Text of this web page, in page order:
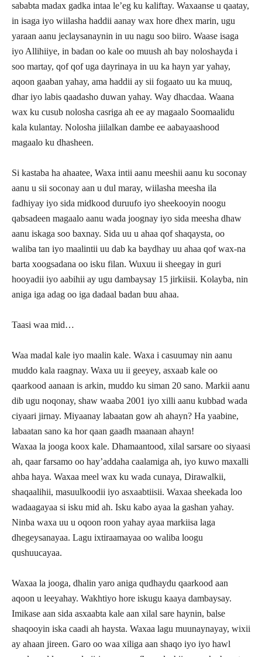
sababta madax gadka intaa le’eg ku kaliftay. Waxaanse u qaatay,
in isaga iyo wiilasha haddii aanay wax hore dhex marin, ugu
yaraan aanu jeclaysanaynin in uu nagu soo biiro. Waase isaga
iyo Allihiiye, in badan oo kale oo muush ah bay noloshayda i
soo martay, qof qof uga dayrinaya in uu ka hayn yar yahay,
aqoon gaaban yahay, ama haddii ay sii fogaato uu ka muuq,
dhar iyo labis qaadasho duwan yahay. Way dhacdaa. Waana
wax ku cusub nolosha casriga ah ee ay magaalo Soomaalidu
kala kulantay. Nolosha jiilalkan dambe ee aabayaashood
magaalo ku dhasheen.
Si kastaba ha ahaatee, Waxa intii aanu meeshii aanu ku soconay
aanu u sii soconay aan u dul maray, wiilasha meesha ila
fadhiyay iyo sida midkood duruufo iyo sheekooyin noogu
qabsadeen magaalo aanu wada joognay iyo sida meesha dhaw
aanu iskaga soo baxnay. Sida uu u ahaa qof shaqaysta, oo
waliba tan iyo maalintii uu dab ka baydhay uu ahaa qof wax-na
barta xoogsadana oo isku filan. Wuxuu ii sheegay in guri
hooyadii iyo aabihii ay ugu dambaysay 15 jirkiisii. Kolayba, nin
aniga iga adag oo iga dadaal badan buu ahaa.
Taasi waa mid…
Waa madal kale iyo maalin kale. Waxa i casuumay nin aanu
muddo kala raagnay. Waxa uu ii geeyey, asxaab kale oo
qaarkood aanaan is arkin, muddo ku siman 20 sano. Markii aanu
dib ugu noqonay, shaw waaba 2001 iyo xilli aanu kubbad wada
ciyaari jirnay. Miyaanay labaatan gow ah ahayn? Ha yaabine,
labaatan sano ka hor qaan gaadh maanaan ahayn!
Waxaa la jooga koox kale. Dhamaantood, xilal sarsare oo siyaasi
ah, qaar farsamo oo hay’addaha caalamiga ah, iyo kuwo maxalli
ahba haya. Waxaa meel wax ku wada cunaya, Dirawalkii,
shaqaalihii, masuulkoodii iyo asxaabtiisii. Waxaa sheekada loo
wadaagayaa si isku mid ah. Isku kabo ayaa la gashan yahay.
Ninba waxa uu u oqoon roon yahay ayaa markiisa laga
dhegeysanayaa. Lagu ixtiraamayaa oo waliba loogu
qushuucayaa.
Waxaa la jooga, dhalin yaro aniga qudhaydu qaarkood aan
aqoon u leeyahay. Wakhtiyo hore iskugu kaaya dambaysay.
Imikase aan sida asxaabta kale aan xilal sare haynin, balse
shaqooyin iska caadi ah haysta. Waxaa lagu muunaynayay, wixii
ay ahaan jireen. Garo oo waa xiliga aan shaqo iyo iyo hawl